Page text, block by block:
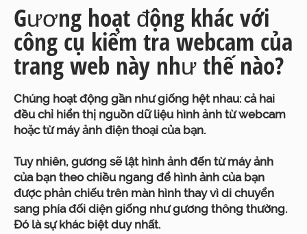
Gương hoạt động khác với
công cụ kiểm tra webcam của
trang web này như thế nào?
Chúng hoạt động gần như giống hệt nhau: cả hai
đều chỉ hiển thị nguồn dữ liệu hình ảnh từ webcam
hoặc từ máy ảnh điện thoại của bạn.
Tuy nhiên, gương sẽ lật hình ảnh đến từ máy ảnh
của bạn theo chiều ngang để hình ảnh của bạn
được phản chiếu trên màn hình thay vì di chuyển
sang phía đối diện giống như gương thông thường.
Đó là sự khác biệt duy nhất.